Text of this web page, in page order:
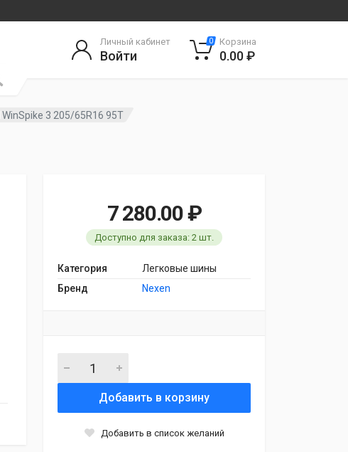
Личный кабинет
Войти
0 Корзина
0.00 ₽
3 205/65R16 95T
7 280.00 ₽
Доступно для заказа: 2 шт.
Категория
Легковые шины
Бренд
Nexen
Добавить в корзину
Добавить в список желаний